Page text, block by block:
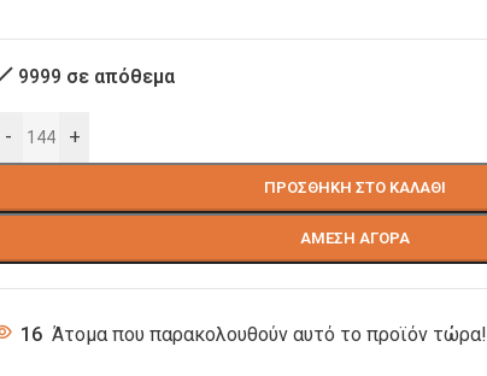
9999 σε απόθεμα
- +
ΠΡΟΣΘΉΚΗ ΣΤΟ ΚΑΛΆΘΙ
ΆΜΕΣΗ ΑΓΟΡΆ
16 Άτομα που παρακολουθούν αυτό το προϊόν τώρα!